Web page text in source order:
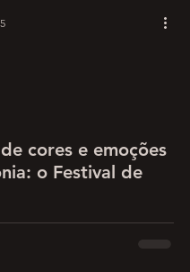
cores e emoções
o Festival de